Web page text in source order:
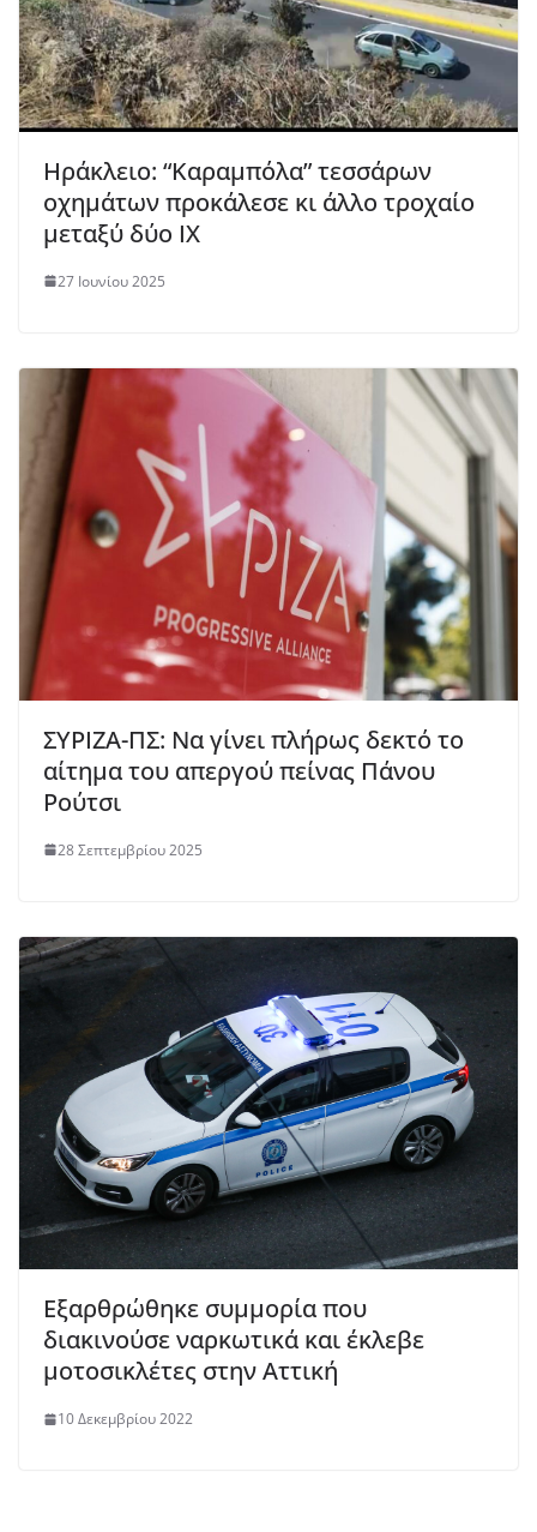
Ηράκλειο: “Καραμπόλα” τεσσάρων
οχημάτων προκάλεσε κι άλλο τροχαίο
μεταξύ δύο ΙΧ
27 Ιουνίου 2025
ΣΥΡΙΖΑ-ΠΣ: Να γίνει πλήρως δεκτό το
αίτημα του απεργού πείνας Πάνου
Ρούτσι
28 Σεπτεμβρίου 2025
Eξαρθρώθηκε συμμορία που
διακινούσε ναρκωτικά και έκλεβε
μοτοσικλέτες στην Αττική
10 Δεκεμβρίου 2022